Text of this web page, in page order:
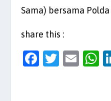
Sama) bersama
share this :
F
T
E